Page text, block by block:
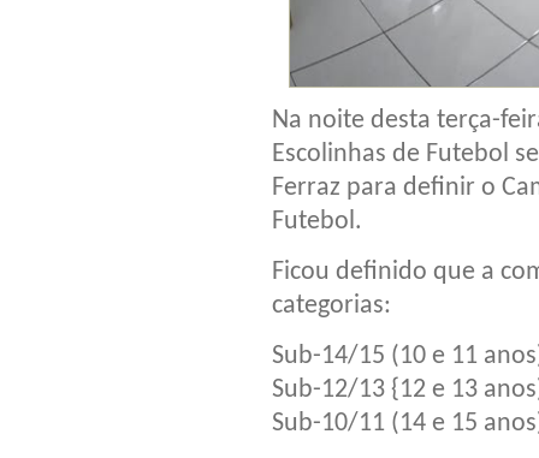
Na noite desta terça-
Escolinhas de Futebol
Ferraz para definir o
Futebol.
Ficou definido que a
categorias:
Sub-14/15 (10 e 11
Sub-12/13 {12 e 13
Sub-10/11 (14 e 15